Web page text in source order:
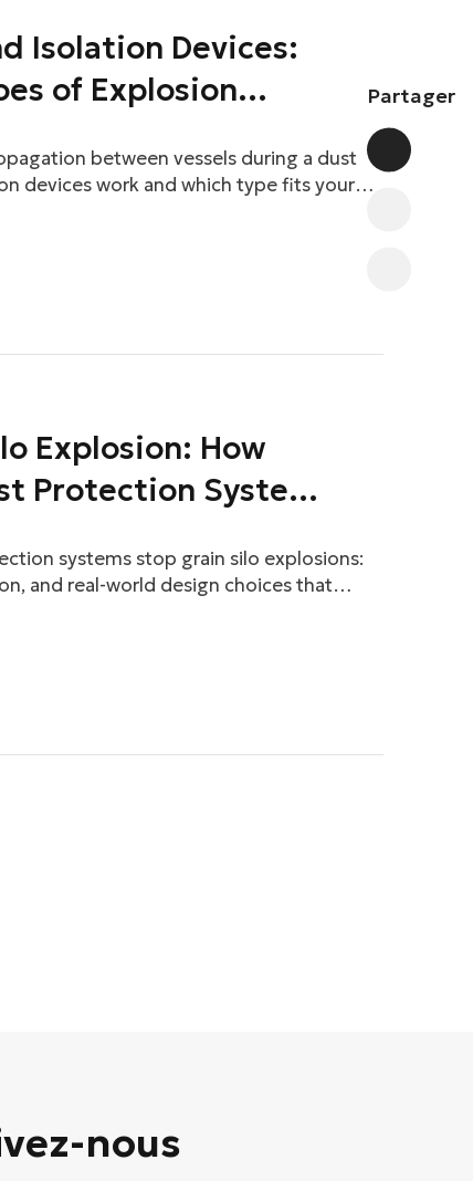
Partager
Isolation Devices:
of Explosion
between vessels during a dust
devices work and which type fits your
Explosion: How
Protection Systems
systems stop grain silo explosions:
and real-world design choices that
nous